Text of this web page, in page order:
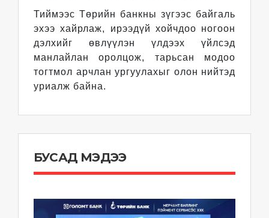
Тиймээс Төрийн банкны зүгээс байгаль
эхээ хайрлаж, ирээдүй хойчдоо ногоон
дэлхийг өвлүүлэн үлдээх үйлсэд
манлайлан оролцож, тарьсан модоо
тогтмол арчлан ургуулахыг олон нийтэд
уриалж байна.
БУСАД МЭДЭЭ